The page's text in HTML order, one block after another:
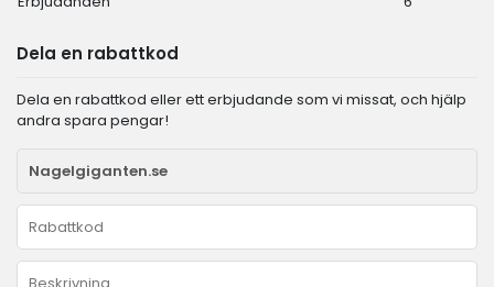
Dela en rabattkod
Dela en rabattkod eller ett erbjudande som vi missat, och hjälp
andra spara pengar!